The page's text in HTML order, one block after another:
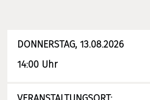
DONNERSTAG, 13.08.2026
14:00 Uhr